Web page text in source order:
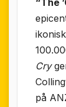
“The
Cry
på